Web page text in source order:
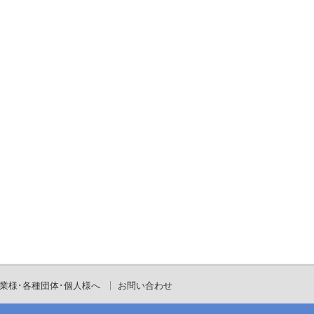
様･各種団体･個人様へ お問い合わせ